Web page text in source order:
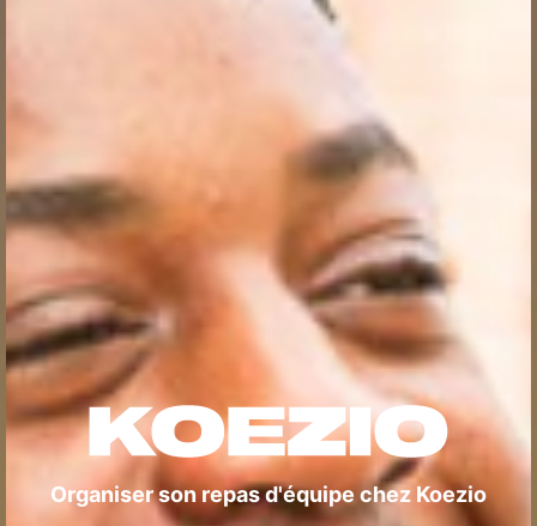
Organiser son repas d'équipe chez Koezio